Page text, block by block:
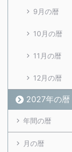
9月の暦
10月の暦
11月の暦
12月の暦
2027年の暦
年間の暦
月の暦